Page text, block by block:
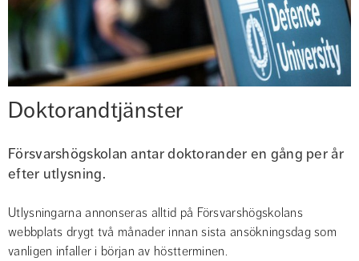
Doktorandtjänster
Försvarshögskolan antar doktorander en gång per år
efter utlysning.
Utlysningarna annonseras alltid på Försvarshögskolans
webbplats drygt två månader innan sista ansökningsdag som
vanligen infaller i början av höstterminen.